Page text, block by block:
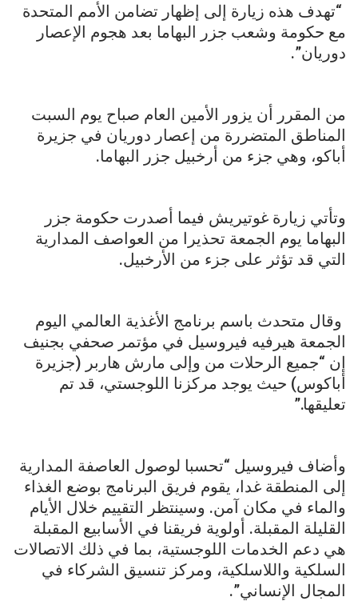
“تهدف هذه زيارة إلى إظهار تضامن الأمم المتحدة
مع حكومة وشعب جزر البهاما بعد هجوم الإعصار
دوريان”.
من المقرر أن يزور الأمين العام صباح يوم السبت
المناطق المتضررة من إعصار دوريان في جزيرة
أباكو، وهي جزء من أرخبيل جزر البهاما.
وتأتي زيارة غوتيريش فيما أصدرت حكومة جزر
البهاما يوم الجمعة تحذيرا من العواصف المدارية
التي قد تؤثر على جزء من الأرخبيل.
وقال متحدث باسم برنامج الأغذية العالمي اليوم
الجمعة هيرفيه فيروسيل في مؤتمر صحفي بجنيف
إن “جميع الرحلات من وإلى مارش هاربر (جزيرة
أباكوس) حيث يوجد مركزنا اللوجستي، قد تم
تعليقها.”
وأضاف فيروسيل “تحسبا لوصول العاصفة المدارية
إلى المنطقة غدا، يقوم فريق البرنامج بوضع الغذاء
والماء في مكان آمن. وسينتظر التقييم خلال الأيام
القليلة المقبلة. أولوية فريقنا في الأسابيع المقبلة
هي دعم الخدمات اللوجستية، بما في ذلك الاتصالات
السلكية واللاسلكية، ومركز تنسيق الشركاء في
المجال الإنساني”.